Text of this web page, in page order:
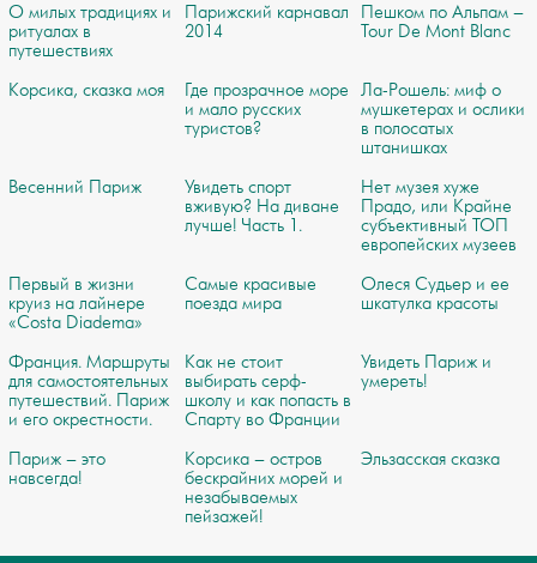
О милых традициях и
ритуалах в
путешествиях
Парижский карнавал
2014
Пешком по Альпам –
Tour De Mont Blanc
Корсика, сказка моя
Где прозрачное море
и мало русских
туристов?
Ла-Рошель: миф о
мушкетерах и ослики
в полосатых
штанишках
Весенний Париж
Увидеть спорт
вживую? На диване
лучше! Часть 1.
Нет музея хуже
Прадо, или Крайне
субъективный ТОП
европейских музеев
Первый в жизни
круиз на лайнере
«Costa Diadema»
Самые красивые
поезда мира
Олеся Судьер и ее
шкатулка красоты
Франция. Маршруты
для самостоятельных
путешествий. Париж
и его окрестности.
Как не стоит
выбирать серф-
школу и как попасть в
Спарту во Франции
Увидеть Париж и
умереть!
Париж – это
навсегда!
Корсика – остров
бескрайних морей и
незабываемых
пейзажей!
Эльзасская сказка